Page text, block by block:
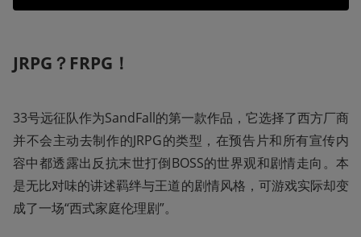
JRPG？FRPG！
33号远征队作为SandFall的第一款作品，它选择了西方厂商
并不会主动去制作的JRPG的类型，在预告片和所有宣传内
容中都透露出反抗末世打倒BOSS的世界观和剧情走向。本
是无比对味的讲述羁绊与王道的剧情风格，可游戏实际却变
成了一场“西式家庭伦理剧”。